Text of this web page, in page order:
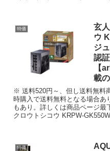
特価
玄
ウ
ジ
認
【
載
※ 送料520円～、但し送料無料
時購入で送料無料となる場合あ
もあり。詳しくは商品ページ最
クロウトシコウ KRPW-
特価